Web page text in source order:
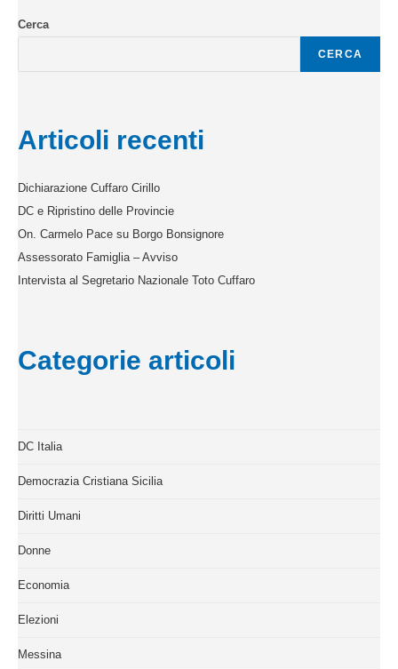
Cerca
CERCA
Articoli recenti
Dichiarazione Cuffaro Cirillo
DC e Ripristino delle Provincie
On. Carmelo Pace su Borgo Bonsignore
Assessorato Famiglia – Avviso
Intervista al Segretario Nazionale Toto Cuffaro
Categorie articoli
DC Italia
Democrazia Cristiana Sicilia
Diritti Umani
Donne
Economia
Elezioni
Messina